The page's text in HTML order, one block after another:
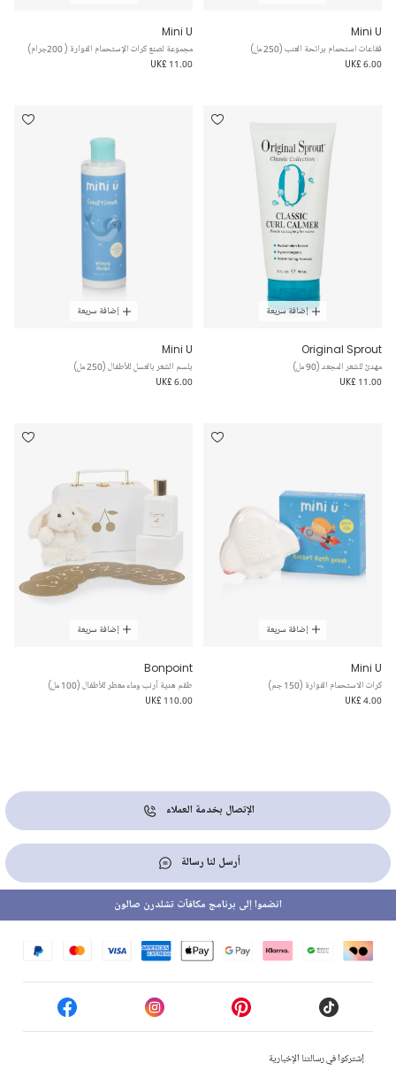
Mini U
فقاعات استحمام برائحة العنب (250 مل)
UK£ 6.00
Mini U
مجموعة لصنع كرات الإستحمام الفوارة ( 200جرام)
UK£ 11.00
إضافة سريعة
Original Sprout
مهدئ للشعر المجعد (90 مل)
UK£ 11.00
إضافة سريعة
Mini U
بلسم الشعر بالعسل للأطفال (250 مل)
UK£ 6.00
إضافة سريعة
Mini U
كرات الاستحمام الفوارة (150 جم)
UK£ 4.00
إضافة سريعة
Bonpoint
طقم هدية أرنب وماء معطر للأطفال (100 مل)
UK£ 110.00
الإتصال بخدمة العملاء
أرسل لنا رسالة
إشتركوا في رسالتنا الإخبارية
انضموا إلى برنامج مكافآت تشلدرن صالون